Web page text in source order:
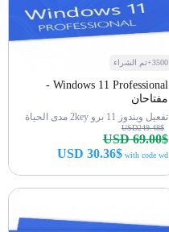
3500+تم الشراء
Windows 11 Professional -
مفتاحان
تفعيل ويندوز 11 برو 2key مدى الحياة
USD249.48$
USD 69.00$
USD 30.36$with code wd